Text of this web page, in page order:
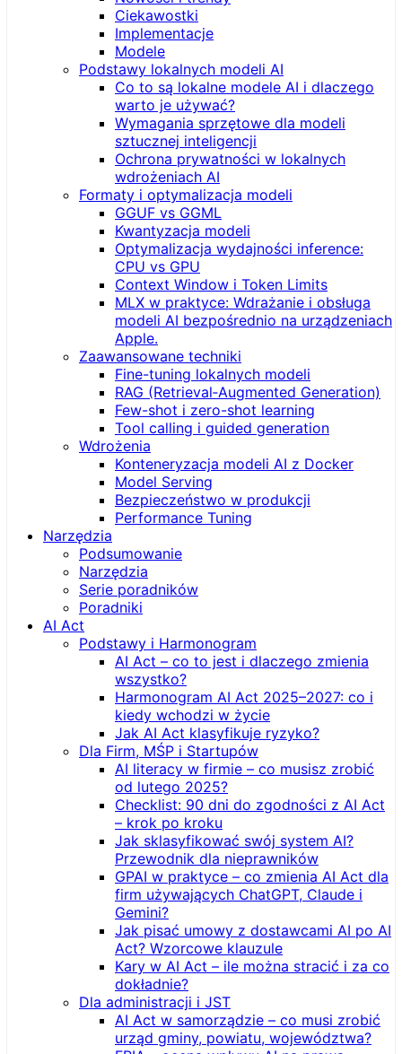
Ciekawostki
Implementacje
Modele
Podstawy lokalnych modeli AI
Co to są lokalne modele AI i dlaczego
warto je używać?
Wymagania sprzętowe dla modeli
sztucznej inteligencji
Ochrona prywatności w lokalnych
wdrożeniach AI
Formaty i optymalizacja modeli
GGUF vs GGML
Kwantyzacja modeli
Optymalizacja wydajności inference:
CPU vs GPU
Context Window i Token Limits
MLX w praktyce: Wdrażanie i obsługa
modeli AI bezpośrednio na urządzeniach
Apple.
Zaawansowane techniki
Fine-tuning lokalnych modeli
RAG (Retrieval‑Augmented Generation)
Few-shot i zero-shot learning
Tool calling i guided generation
Wdrożenia
Konteneryzacja modeli AI z Docker
Model Serving
Bezpieczeństwo w produkcji
Performance Tuning
Narzędzia
Podsumowanie
Narzędzia
Serie poradników
Poradniki
AI Act
Podstawy i Harmonogram
AI Act – co to jest i dlaczego zmienia
wszystko?
Harmonogram AI Act 2025–2027: co i
kiedy wchodzi w życie
Jak AI Act klasyfikuje ryzyko?
Dla Firm, MŚP i Startupów
AI literacy w firmie – co musisz zrobić
od lutego 2025?
Checklist: 90 dni do zgodności z AI Act
– krok po kroku
Jak sklasyfikować swój system AI?
Przewodnik dla nieprawników
GPAI w praktyce – co zmienia AI Act dla
firm używających ChatGPT, Claude i
Gemini?
Jak pisać umowy z dostawcami AI po AI
Act? Wzorcowe klauzule
Kary w AI Act – ile można stracić i za co
dokładnie?
Dla administracji i JST
AI Act w samorządzie – co musi zrobić
urząd gminy, powiatu, województwa?